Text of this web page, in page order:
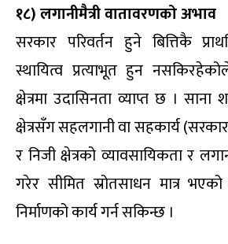
१८) लगानीमैत्री वातावरणको अभाव
सरकार परिवर्तन हुने बित्तिकै
स्थायित्व प्रत्याभूत हुन
क्षेत्रमा उदासिनता व्याप्त छ ।
क्षेत्रसँग सहलगानी वा सहकार्य
र निजी क्षेत्रको व्यावसायिकता र
गरेर सीमित स्रोतसाधन मात्र
निर्माणको कार्य गर्न सकिन्छ ।